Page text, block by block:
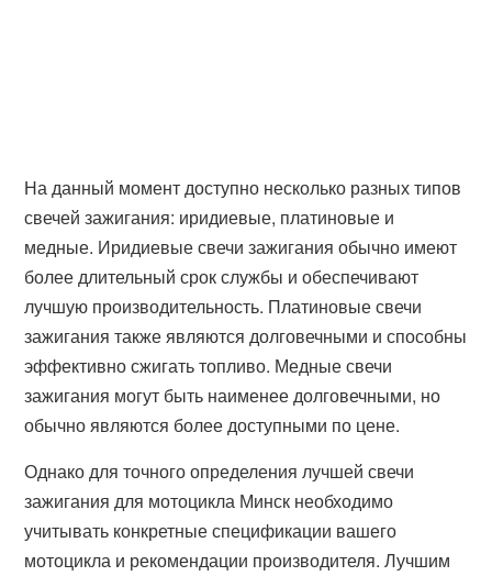
На данный момент доступно несколько разных типов
свечей зажигания: иридиевые, платиновые и
медные. Иридиевые свечи зажигания обычно имеют
более длительный срок службы и обеспечивают
лучшую производительность. Платиновые свечи
зажигания также являются долговечными и способны
эффективно сжигать топливо. Медные свечи
зажигания могут быть наименее долговечными, но
обычно являются более доступными по цене.
Однако для точного определения лучшей свечи
зажигания для мотоцикла Минск необходимо
учитывать конкретные спецификации вашего
мотоцикла и рекомендации производителя. Лучшим